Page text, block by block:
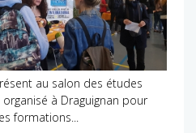
au salon des études
à Draguignan pour
formations...